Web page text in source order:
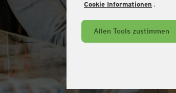
Cookie Informationen .
Allen Tools zustimmen